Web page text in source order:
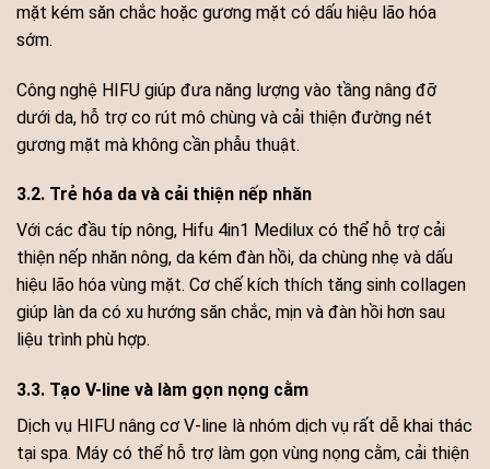
mặt kém săn chắc hoặc gương mặt có dấu hiệu lão hóa
sớm.
Công nghệ HIFU giúp đưa năng lượng vào tầng nâng đỡ
dưới da, hỗ trợ co rút mô chùng và cải thiện đường nét
gương mặt mà không cần phẫu thuật.
3.2. Trẻ hóa da và cải thiện nếp nhăn
Với các đầu típ nông, Hifu 4in1 Medilux có thể hỗ trợ cải
thiện nếp nhăn nông, da kém đàn hồi, da chùng nhẹ và dấu
hiệu lão hóa vùng mặt. Cơ chế kích thích tăng sinh collagen
giúp làn da có xu hướng săn chắc, mịn và đàn hồi hơn sau
liệu trình phù hợp.
3.3. Tạo V-line và làm gọn nọng cằm
Dịch vụ HIFU nâng cơ V-line là nhóm dịch vụ rất dễ khai thác
tại spa. Máy có thể hỗ trợ làm gọn vùng nọng cằm, cải thiện